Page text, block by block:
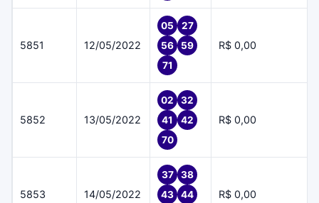
5851 12/05/2022
05
27
56
59
71
R$ 0,00
5852 13/05/2022
02
32
41
42
70
R$ 0,00
5853 14/05/2022
37
38
43
44
R$ 0,00